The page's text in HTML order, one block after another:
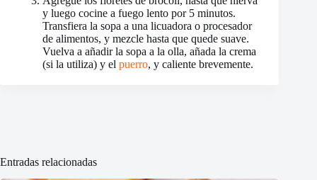
y luego cocine a fuego lento por 5 minutos.
Transfiera la sopa a una licuadora o procesador
de alimentos, y mezcle hasta que quede suave.
Vuelva a añadir la sopa a la olla, añada la crema
(si la utiliza) y el puerro, y caliente brevemente.
Entradas relacionadas